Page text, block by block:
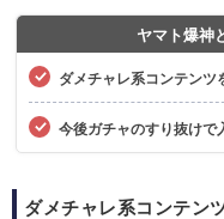
ヤマト爆神
ダメチャレ系コンテンツ
今後ガチャのすり抜けで
ダメチャレ系コンテン